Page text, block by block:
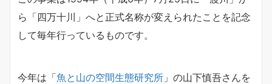
ら「四万十川」へと正式名称が変えられたことを記念
して毎年行っているものです。
今年は「魚と山の空間生態研究所 」の山下慎吾さんを